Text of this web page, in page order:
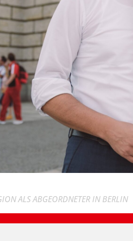
ALS ABGEORDNETER IN BERLIN